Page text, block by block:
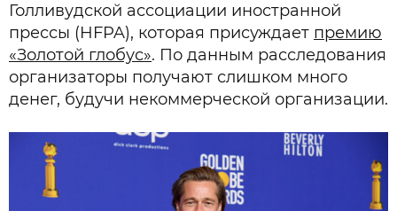
Голливудской ассоциации иностранной
прессы (HFPA), которая присуждает премию
«Золотой глобус». По данным расследования
организаторы получают слишком много
денег, будучи некоммерческой организации.